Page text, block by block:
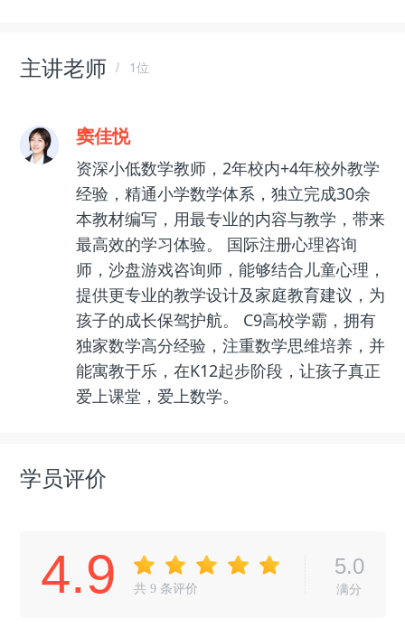
主讲老师 1位
窦佳悦
资深小低数学教师，2年校内+4年校外教学
经验，精通小学数学体系，独立完成30余
本教材编写，用最专业的内容与教学，带来
最高效的学习体验。 国际注册心理咨询
师，沙盘游戏咨询师，能够结合儿童心理，
提供更专业的教学设计及家庭教育建议，为
孩子的成长保驾护航。 C9高校学霸，拥有
独家数学高分经验，注重数学思维培养，并
能寓教于乐，在K12起步阶段，让孩子真正
爱上课堂，爱上数学。
学员评价
4.9 共9 条评价
5.0
满分